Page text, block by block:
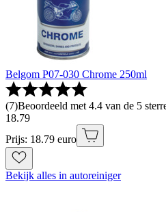
Belgom P07-030 Chrome 250ml
(7)Beoordeeld met 4.4 van de 5
18.79
Prijs: 18.79 euro
Bekijk alles in autoreiniger